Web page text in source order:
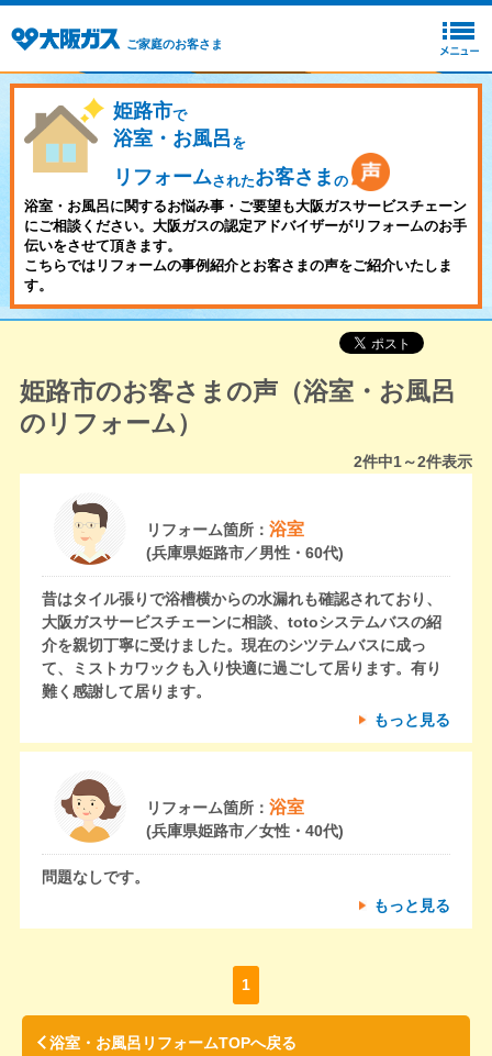
ご家庭のお客さま
姫路市で
浴室・お風呂 を
リフォームされたお客さま の
浴室・お風呂に関するお悩み事・ご要望も大阪ガスサービスチェーン
にご相談ください。大阪ガスの認定アドバイザーがリフォームのお手
伝いをさせて頂きます。
こちらではリフォームの事例紹介とお客さまの声をご紹介いたしま
す。
姫路市のお客さまの声（浴室・お風呂
のリフォーム）
2件中1～2件表示
リフォーム箇所： 浴室
(兵庫県姫路市／男性・60代)
昔はタイル張りで浴槽横からの水漏れも確認されており、
大阪ガスサービスチェーンに相談、totoシステムバスの紹
介を親切丁寧に受けました。現在のシツテムバスに成っ
て、ミストカワックも入り快適に過ごして居ります。有り
難く感謝して居ります。
もっと見る
リフォーム箇所： 浴室
(兵庫県姫路市／女性・40代)
問題なしです。
もっと見る
1
浴室・お風呂リフォームTOPへ戻る